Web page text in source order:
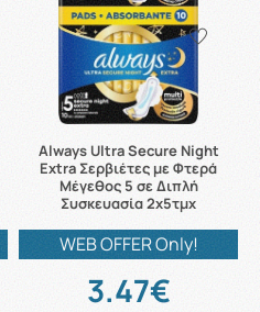
Always Ultra Secure Night
Extra Σερβιέτες με Φτερά
Μέγεθος 5 σε Διπλή
Συσκευασία 2x5τμχ
WEB OFFER Only!
3.47€